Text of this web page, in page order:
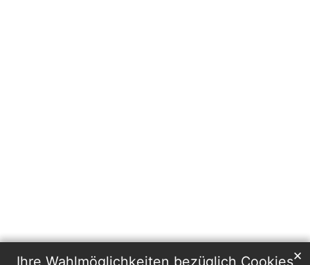
Ihre Wahlmöglichkeiten bezüglich Cookies✕